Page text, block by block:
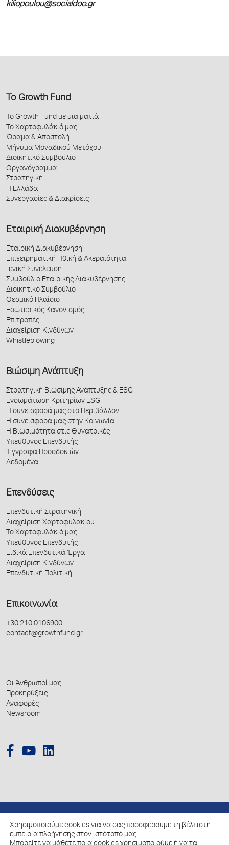
kiliopoulou@socialdoo.gr
Το Growth Fund
Το Growth Fund με μια ματιά
Το Χαρτοφυλάκιό μας
Όραμα & Αποστολή
Μήνυμα Μοναδικού Μετόχου
Διοικητικό Συμβούλιο
Οργανόγραμμα
Στρατηγική
Η Ελλάδα
Συνεργασίες & Διακρίσεις
Εταιρική Διακυβέρνηση
Εταιρική Διακυβέρνηση
Επιχειρηματική Ηθική & Ακεραιότητα
Γενική Συνέλευση
Συμβούλιο Εταιρικής Διακυβέρνησης
Διοικητικό Συμβούλιο
Θεσμικό Πλαίσιο
Εσωτερικός Κανονισμός
Επιτροπές
Διαχείριση Κινδύνων
Whistleblowing
Βιώσιμη Ανάπτυξη
Στρατηγική Βιώσιμης Ανάπτυξης & ESG
Ενσωμάτωση Κριτηρίων ESG
Η συνεισφορά μας στο Περιβάλλον
Η συνεισφορά μας στην Κοινωνία
Η Βιωσιμότητα στις Θυγατρικές
Υπεύθυνος Επενδυτής
Έγγραφα Προσδοκιών
Δεδομένα
Επενδύσεις
Επενδυτική Στρατηγική
Διαχείριση Χαρτοφυλακίου
Το Χαρτοφυλάκιό μας
Υπεύθυνος Επενδυτής
Ειδικά Επενδυτικά Έργα
Διαχείριση Κινδύνων
Επενδυτική Πολιτική
Επικοινωνία
+30 210 0106900
contact@growthfund.gr
Οι Άνθρωποί μας
Προκηρύξεις
Αναφορές
Newsroom
© 2026 Hellenic Growth Fund.
Χρησιμοποιούμε cookies για να σας προσφέρουμε τη βέλτιστη
εμπειρία πλοήγησης στον ιστότοπό μας.